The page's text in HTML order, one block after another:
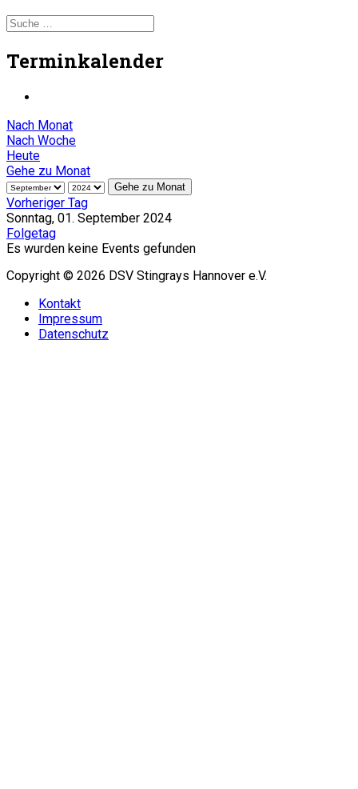
Terminkalender
Nach Monat
Nach Woche
Heute
Gehe zu Monat
Gehe zu Monat
Vorheriger Tag
Sonntag, 01. September 2024
Folgetag
Es wurden keine Events gefunden
Copyright © 2026 DSV Stingrays Hannover e.V.
Kontakt
Impressum
Datenschutz